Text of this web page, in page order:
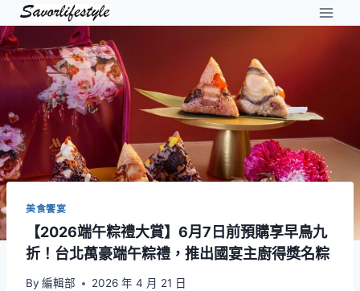
Skip
to
content
美食饗宴
【2026端午粽禮大賞】6月7日前預購享早鳥九
折！台北萬豪端午粽禮，推出國宴主廚得獎名粽
By 編輯部 2026 年 4 月 21 日